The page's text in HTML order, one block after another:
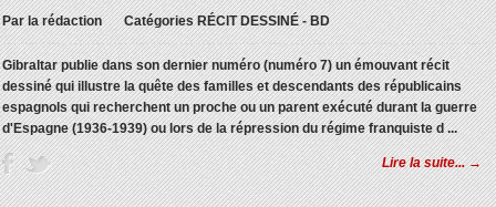
Par la rédaction Catégories RÉCIT DESSINÉ - BD
Gibraltar publie dans son dernier numéro (numéro 7) un émouvant récit
dessiné qui illustre la quête des familles et descendants des républicains
espagnols qui recherchent un proche ou un parent exécuté durant la guerre
d'Espagne (1936-1939) ou lors de la répression du régime franquiste d ...
Lire la suite... →